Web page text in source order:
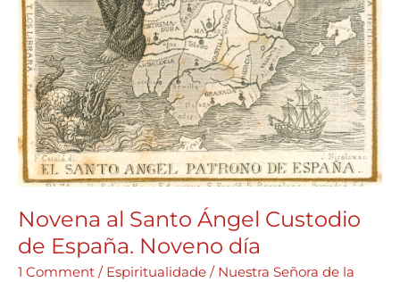
Novena al Santo Ángel Custodio
de España. Noveno día
1 Comment / Espiritualidade / Nuestra Señora de la